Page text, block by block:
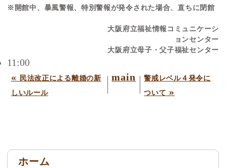
※開館中、暴風警報、特別警報が発令された場合、直ちに閉館
大阪府立福祉情報コミュニケーシ
ョンセンター
大 阪府立母子・父子福祉センター
11:00
«
民法改正による離婚の新
しいルール
main
警戒レベル４発令に
ついて »
ホーム